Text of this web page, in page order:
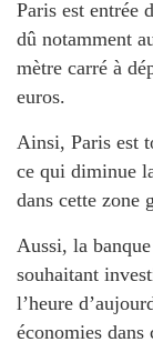
Paris est entrée
dû notamment
mètre carré à
euros.
Ainsi, Paris est
ce qui diminue
dans cette zone
Aussi, la
souhaitant
l’heure
économies dans